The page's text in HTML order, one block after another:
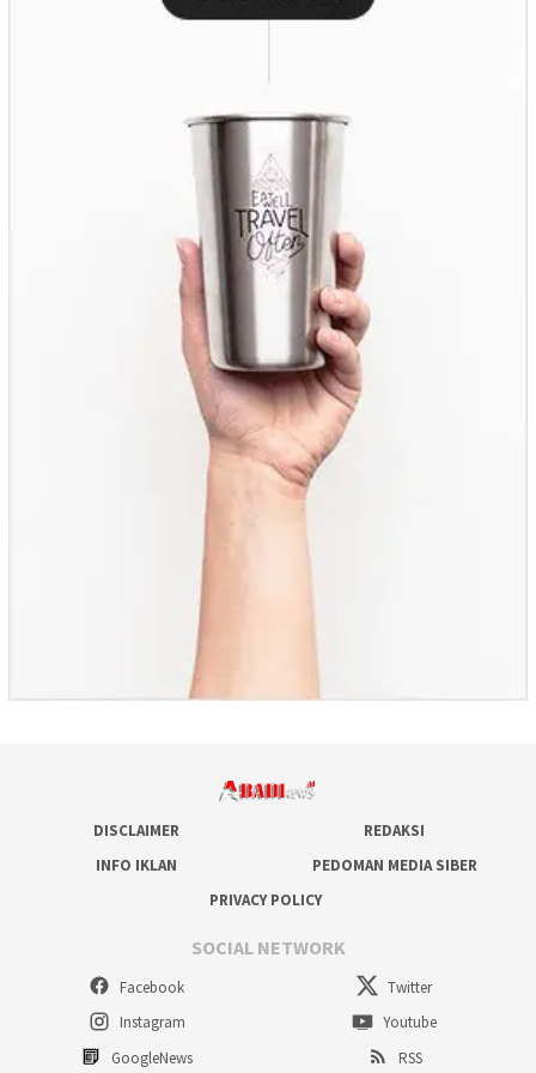
DISCLAIMER
REDAKSI
INFO IKLAN
PEDOMAN MEDIA SIBER
PRIVACY POLICY
SOCIAL NETWORK
Facebook
Twitter
Instagram
Youtube
GoogleNews
RSS